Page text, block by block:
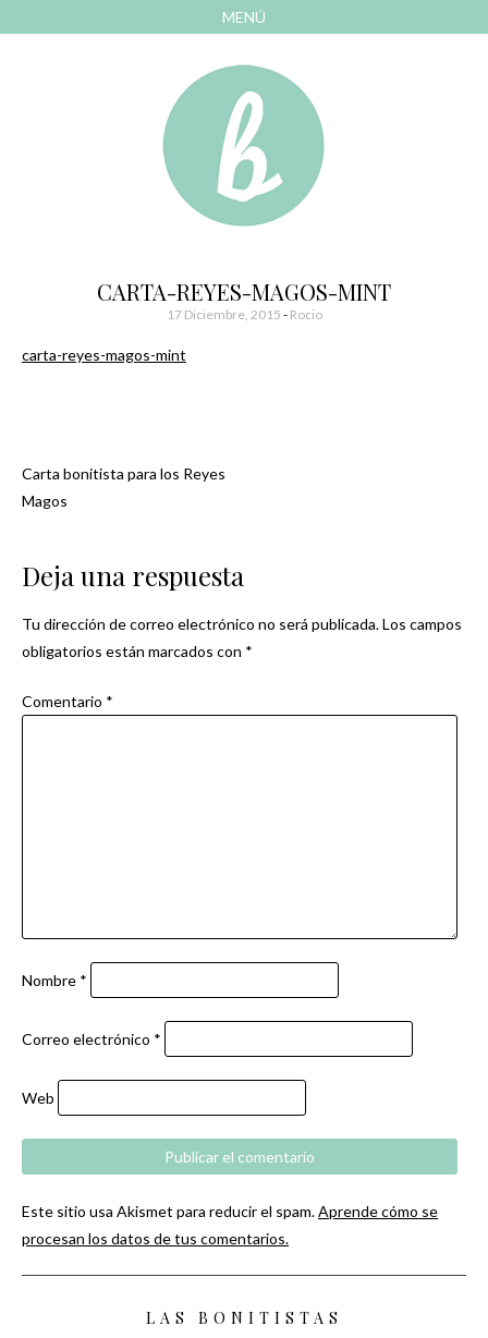
MENÚ
Bonitismos
CARTA-REYES-MAGOS-MINT
17 Diciembre, 2015 - Rocio
carta-reyes-magos-mint
Navegación
Carta bonitista para los Reyes
Magos
Deja una respuesta
Tu dirección de correo electrónico no será publicada.Los campos
obligatorios están marcados con *
Comentario *
Nombre *
Correo electrónico *
Web
Este sitio usa Akismet para reducir el spam.Aprende cómo se
procesan los datos de tus comentarios.
LAS BONITISTAS